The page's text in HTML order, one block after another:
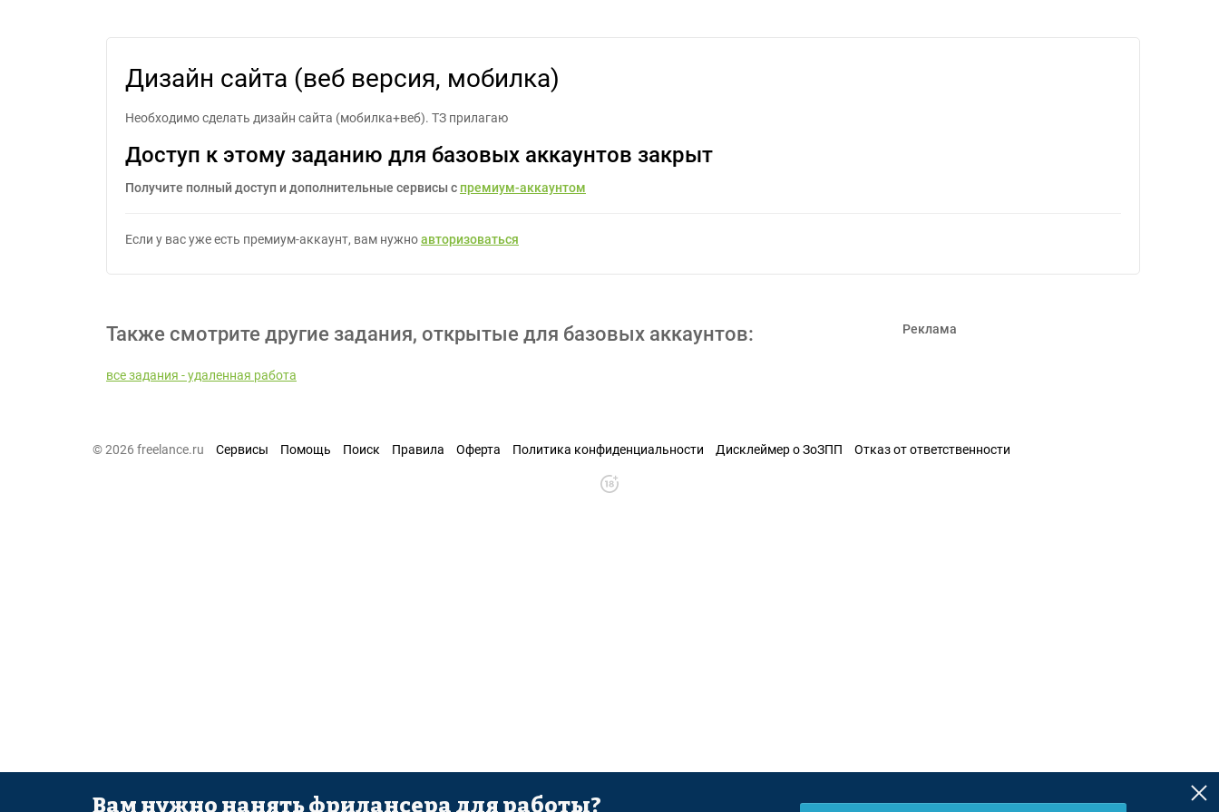
Дизайн сайта (веб версия, мобилка)
Необходимо сделать дизайн сайта (мобилка+веб). ТЗ прилагаю
Доступ к этому заданию для базовых аккаунтов закрыт
Получите полный доступ и дополнительные сервисы с премиум-аккаунтом
Если у вас уже есть премиум-аккаунт, вам нужноавторизоваться
Также смотрите другие задания, открытые для базовых аккаунтов:
все задания - удаленная работа
Реклама
© 2026 freelance.ru Сервисы Помощь Поиск Правила Оферта Политика конфиденциальности Дисклеймер о ЗоЗПП Отказ от ответственности
Вам нужно нанять фрилансера для работы?